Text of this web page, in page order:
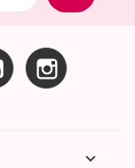
YouTube
